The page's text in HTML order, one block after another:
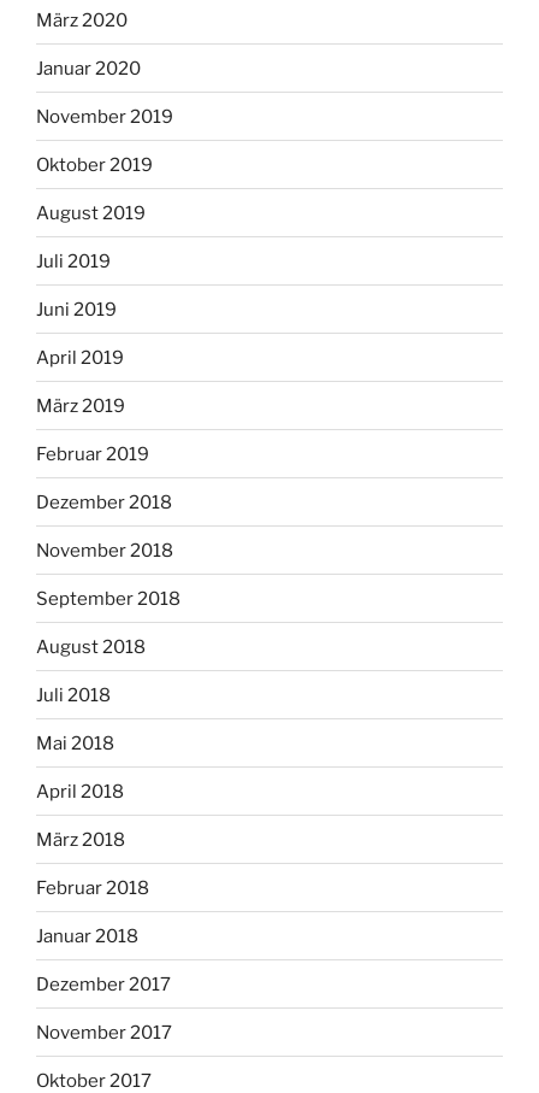
März 2020
Januar 2020
November 2019
Oktober 2019
August 2019
Juli 2019
Juni 2019
April 2019
März 2019
Februar 2019
Dezember 2018
November 2018
September 2018
August 2018
Juli 2018
Mai 2018
April 2018
März 2018
Februar 2018
Januar 2018
Dezember 2017
November 2017
Oktober 2017